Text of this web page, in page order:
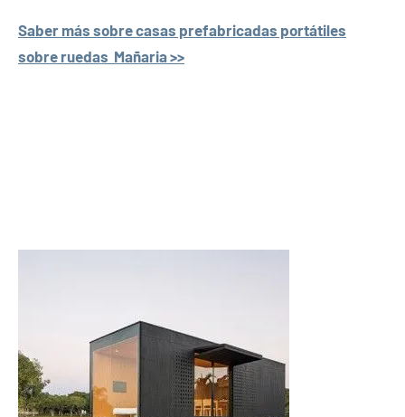
Saber más sobre casas prefabricadas portátiles
sobre ruedas Mañaria >>